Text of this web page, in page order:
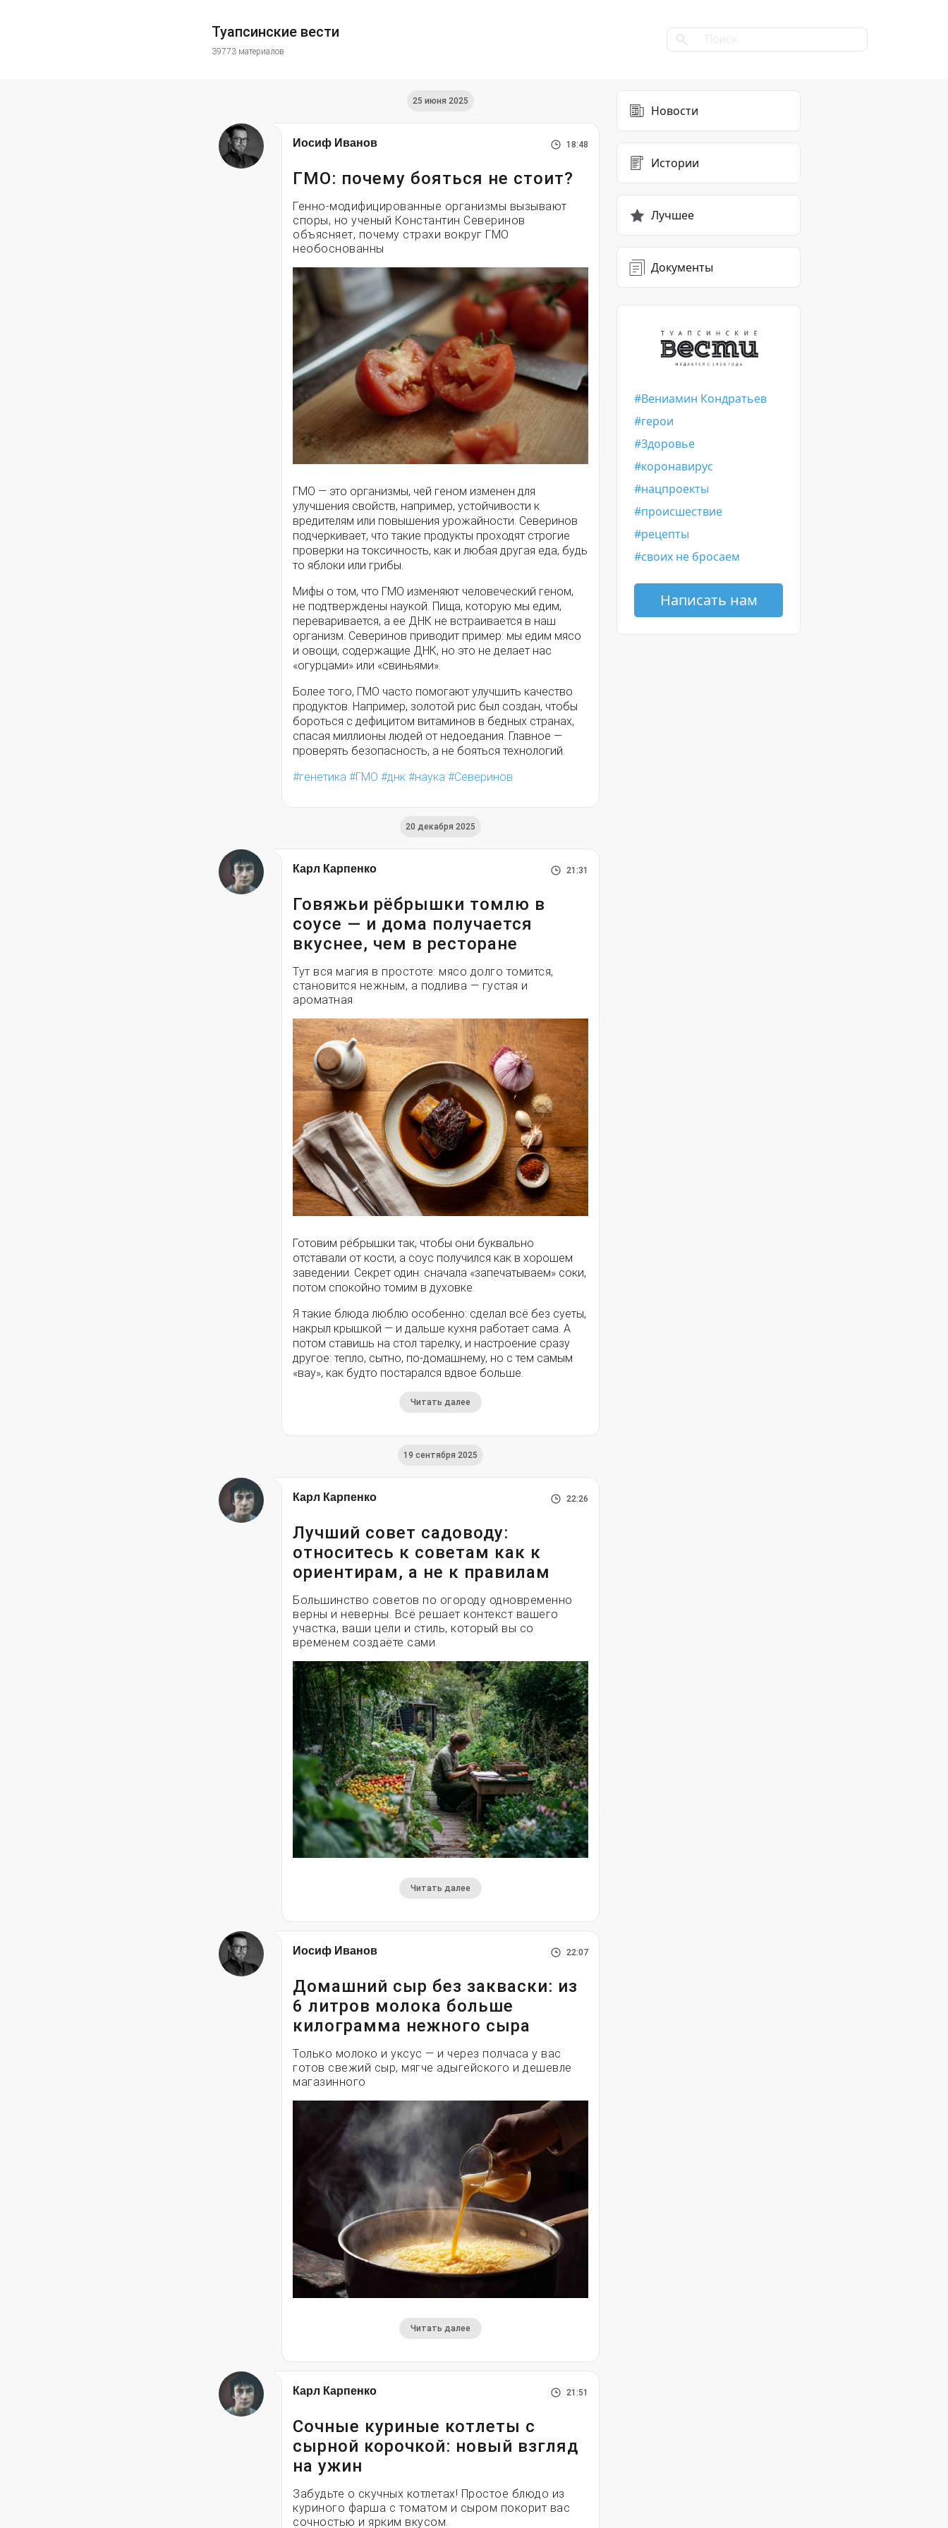
Туапсинские вести
39773 материалов
25 июня 2025
Иосиф Иванов 18:48
ГМО: почему бояться не стоит?
Генно-модифицированные организмы вызывают
споры, но ученый Константин Северинов
объясняет, почему страхи вокруг ГМО
необоснованны
ГМО — это организмы, чей геном изменен для
улучшения свойств, например, устойчивости к
вредителям или повышения урожайности. Северинов
подчеркивает, что такие продукты проходят строгие
проверки на токсичность, как и любая другая еда, будь
то яблоки или грибы.
Мифы о том, что ГМО изменяют человеческий геном,
не подтверждены наукой. Пища, которую мы едим,
переваривается, а ее ДНК не встраивается в наш
организм. Северинов приводит пример: мы едим мясо
и овощи, содержащие ДНК, но это не делает нас
«огурцами» или «свиньями».
Более того, ГМО часто помогают улучшить качество
продуктов. Например, золотой рис был создан, чтобы
бороться с дефицитом витаминов в бедных странах,
спасая миллионы людей от недоедания. Главное —
проверять безопасность, а не бояться технологий.
генетика
ГМО днк наука Северинов
20 декабря 2025
Карл Карпенко 21:31
Говяжьи рёбрышки томлю в
соусе — и дома получается
вкуснее, чем в ресторане
Тут вся магия в простоте: мясо долго томится,
становится нежным, а подлива — густая и
ароматная
Готовим рёбрышки так, чтобы они буквально
отставали от кости, а соус получился как в хорошем
заведении. Секрет один: сначала «запечатываем» соки,
потом спокойно томим в духовке.
Я такие блюда люблю особенно: сделал всё без суеты,
накрыл крышкой — и дальше кухня работает сама. А
потом ставишь на стол тарелку, и настроение сразу
другое: тепло, сытно, по-домашнему, но с тем самым
«вау», как будто постарался вдвое больше.
Читать далее
19 сентября 2025
Карл Карпенко 22:26
Лучший совет садоводу:
относитесь к советам как к
ориентирам, а не к правилам
Большинство советов по огороду одновременно
верны и неверны. Всё решает контекст вашего
участка, ваши цели и стиль, который вы со
временем создаёте сами.
Читать далее
Иосиф Иванов 22:07
Домашний сыр без закваски: из
6 литров молока больше
килограмма нежного сыра
Только молоко и уксус — и через полчаса у вас
готов свежий сыр, мягче адыгейского и дешевле
магазинного
Читать далее
Карл Карпенко 21:51
Сочные куриные котлеты с
сырной корочкой: новый взгляд
на ужин
Забудьте о скучных котлетах! Простое блюдо из
куриного фарша с томатом и сыром покорит вас
сочностью и ярким вкусом.
Новости
Истории
Лучшее
Документы
Вениамин Кондратьев
герои
Здоровье
коронавирус
нацпроекты
происшествие
рецепты
своих не бросаем
Написать нам